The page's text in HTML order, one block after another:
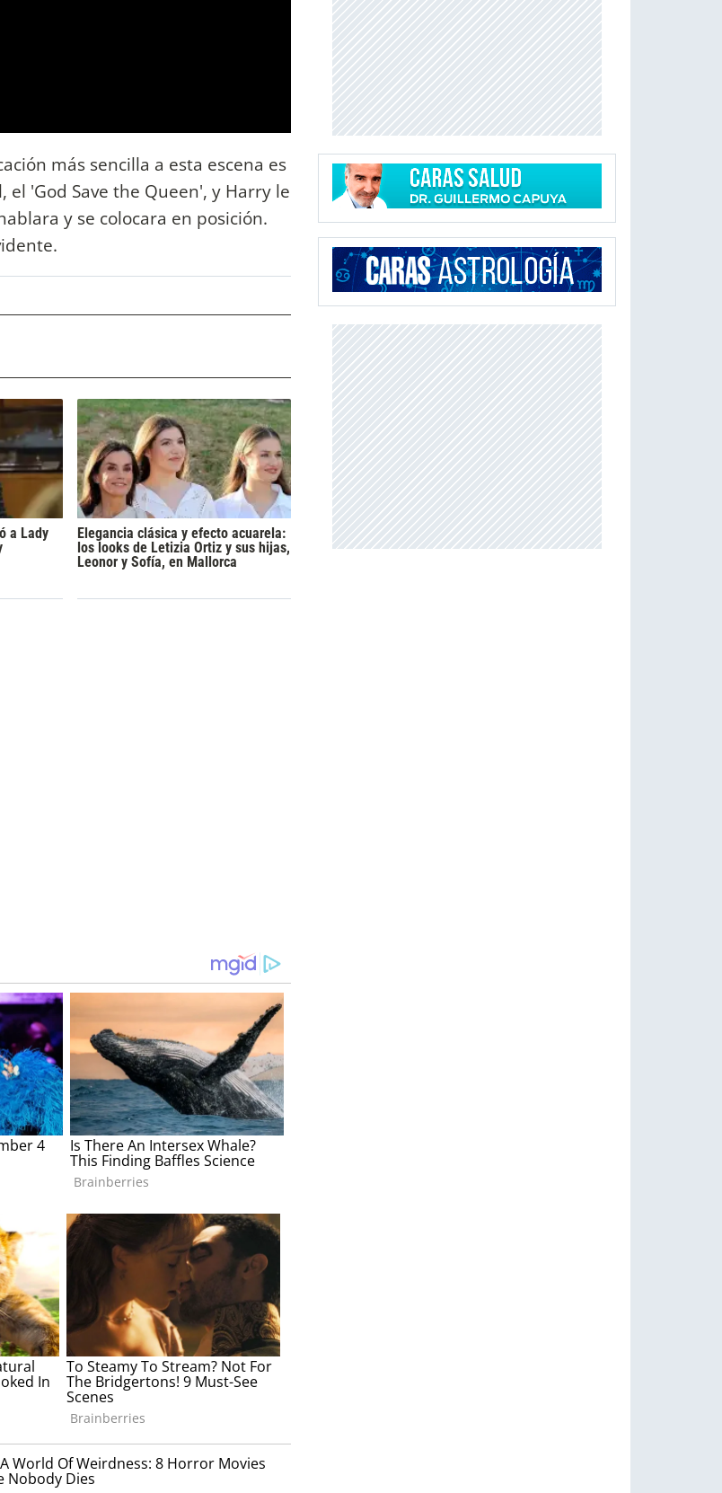
más sencilla a esta escena es
'God Save the Queen', y Harry le
y se colocara en posición.
a Lady
Elegancia clásica y efecto acuarela:
los looks de Letizia Ortiz y sus hijas,
Leonor y Sofía, en Mallorca